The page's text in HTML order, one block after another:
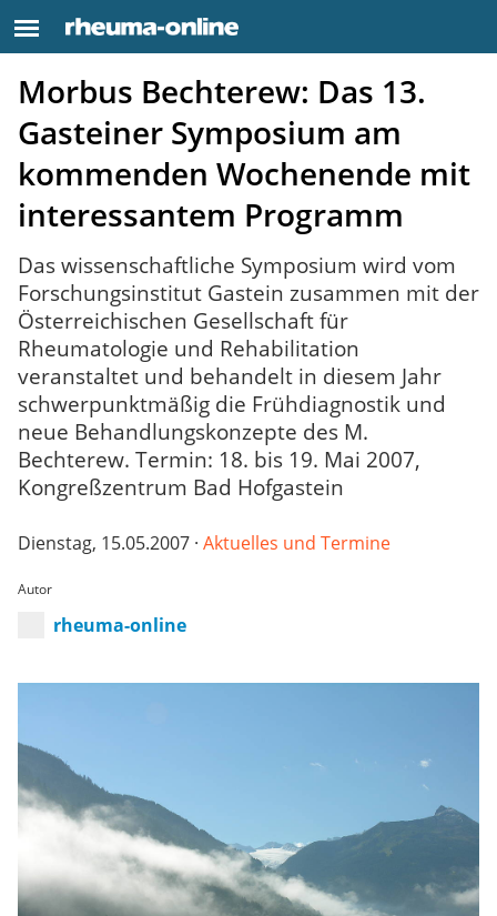
Morbus Bechterew: Das 13.
Gasteiner Symposium am
kommenden Wochenende mit
interessantem Programm
Das wissenschaftliche Symposium wird vom
Forschungsinstitut Gastein zusammen mit der
Österreichischen Gesellschaft für
Rheumatologie und Rehabilitation
veranstaltet und behandelt in diesem Jahr
schwerpunktmäßig die Frühdiagnostik und
neue Behandlungskonzepte des M.
Bechterew. Termin: 18. bis 19. Mai 2007,
Kongreßzentrum Bad Hofgastein
Dienstag, 15.05.2007 · Aktuelles und Termine
Autor
rheuma-online